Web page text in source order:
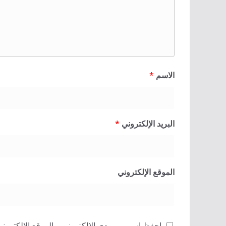
الاسم *
البريد الإلكتروني *
الموقع الإلكتروني